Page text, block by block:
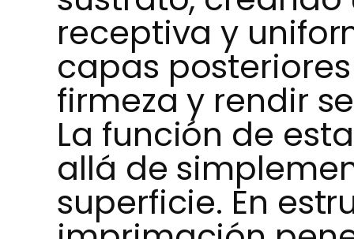
receptiva y
capas
firmeza y rendir
La función de
allá de
superficie. En